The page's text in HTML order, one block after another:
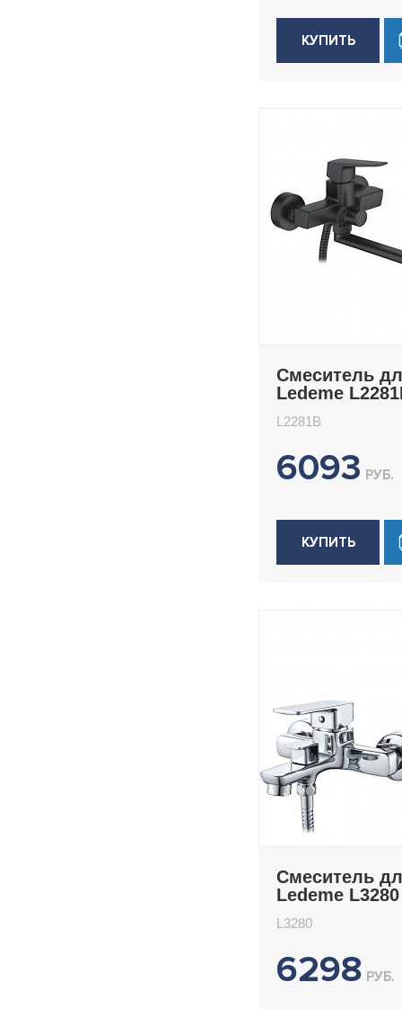
КУПИТЬ
Смеситель
Ledeme
L2281B
6093 РУБ.
КУПИТЬ
Смеситель
Ledeme L3280
L3280
6298 РУБ.